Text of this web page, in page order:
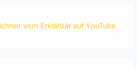
vom Erklärbär auf YouTube